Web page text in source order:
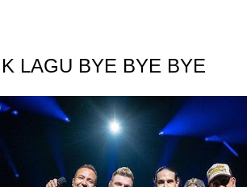
LAGU BYE BYE BYE